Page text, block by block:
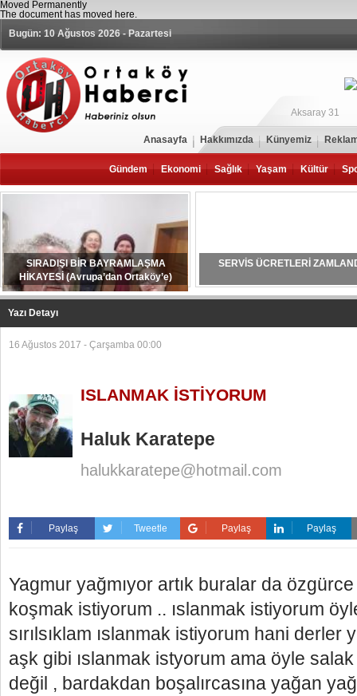
Moved Permanently
The document has moved here.
Bugün: 10 Ağustos 2026 - Pazartesi
Aksaray 31
Anasayfa Hakkımızda Künyemiz
Gündem Ekonomi Sağlık Yaşam Kültür
SIRADIŞI BİR BAYRAMLAŞMA
HİKAYESİ (Avrupa’dan Ortaköy’e)
SERVİS ÜCRETLERİ
Yazı Detayı
16 Ağustos 2017 - Çarşamba 00:00
ISLANMAK İSTİYORUM
Haluk Karatepe
halukkaratepe@hotmail.com
Paylaş Tweetle Paylaş Paylaş
Yagmur yağmıyor artık buralar da
koşmak istiyorum .. ıslanmak istiyorum
sırılsıklam ıslanmak istiyorum hani derler
aşk gibi ıslanmak istyorum ama öyle
değil , bardakdan boşalırcasına yağan